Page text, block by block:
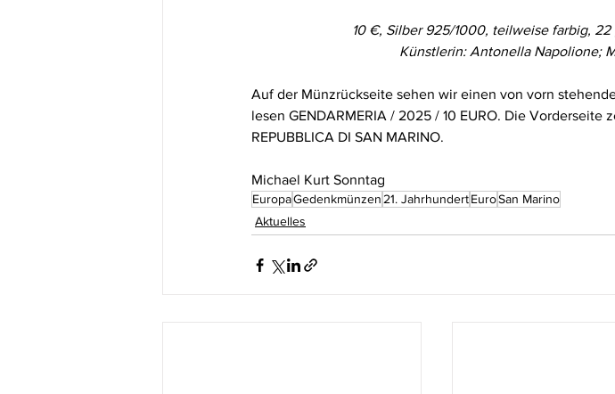
10 €, Silber 925/1000, teilweise farbig,
Künstlerin: Antonella Napolione;
Auf der Münzrückseite sehen wir einen von vorn
lesen GENDARMERIA / 2025 / 10 EURO. Die
REPUBBLICA DI SAN MARINO.
Michael Kurt Sonntag
EuropaGedenkmünzen21. JahrhundertEuroSan Marino
Aktuelles